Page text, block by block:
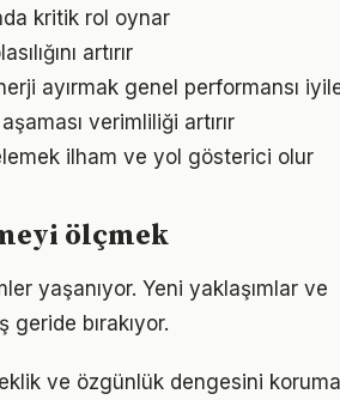
kritik rol oynar
artırır
ayırmak genel performansı
verimliliği artırır
ilham ve yol gösterici olur
ölçmek
yaşanıyor. Yeni yaklaşımlar ve
geride bırakıyor.
ve özgünlük dengesini